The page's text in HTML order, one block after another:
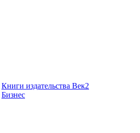
Книги издательства Век2
Бизнес